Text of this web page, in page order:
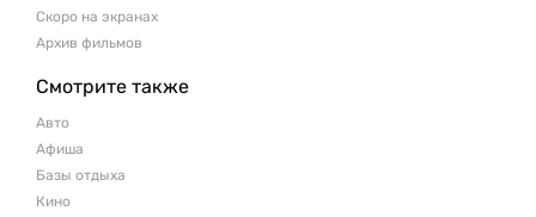
Скоро на экранах
Архив фильмов
Смотрите также
Авто
Афиша
Базы отдыха
Кино